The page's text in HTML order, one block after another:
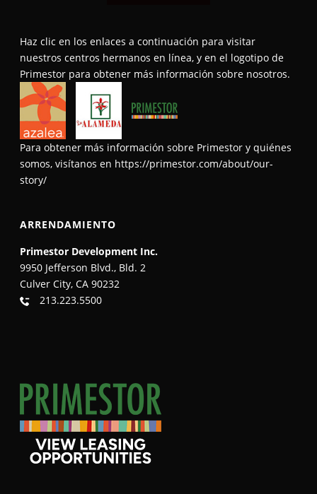
Haz clic en los enlaces a continuación para visitar
nuestros centros hermanos en línea, y en el logotipo de
Primestor para obtener más información sobre nosotros.
Para obtener más información sobre Primestor y quiénes
somos, visítanos en https://primestor.com/about/our-
story/
ARRENDAMIENTO
Primestor Development Inc.
9950 Jefferson Blvd., Bld. 2
Culver City, CA 90232
213.223.5500